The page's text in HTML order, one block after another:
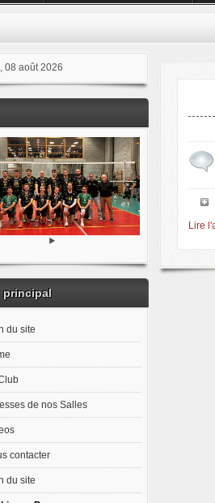
08 août 2026
principal
du site
de nos Salles
contacter
du site
Lire